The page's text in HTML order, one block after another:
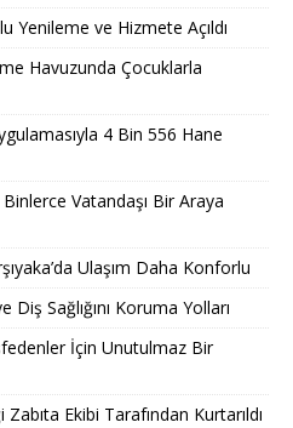
Yenileme ve Hizmete Açıldı
Havuzunda Çocuklarla
4 Bin 556 Hane
Vatandaşı Bir Araya
Ulaşım Daha Konforlu
Diş Sağlığını Koruma Yolları
İçin Unutulmaz Bir
Ekibi Tarafından Kurtarıldı